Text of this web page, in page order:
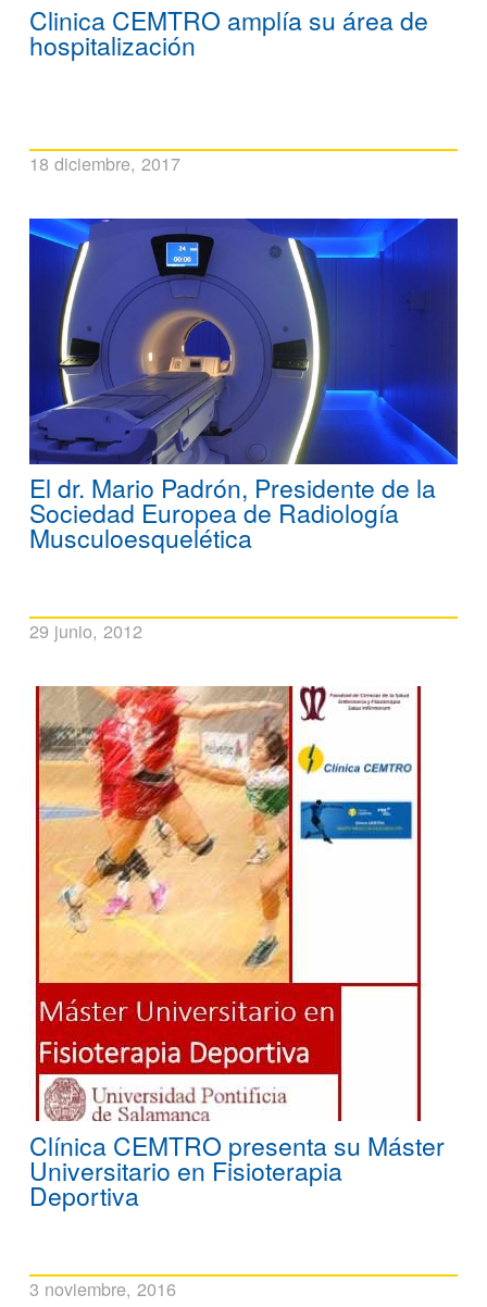
Clinica CEMTRO amplía su área de
hospitalización
18 diciembre, 2017
El dr. Mario Padrón, Presidente de la
Sociedad Europea de Radiología
Musculoesquelética
29 junio, 2012
Clínica CEMTRO presenta su Máster
Universitario en Fisioterapia
Deportiva
3 noviembre, 2016